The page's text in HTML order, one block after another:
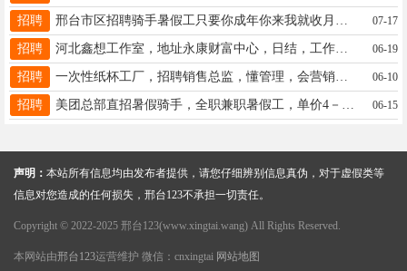
招聘 07-17
招聘 河北鑫想工作室，地址永康财富中心，日结，工作简单，容易上手，管午饭，，19913034598同微 06-19
招聘 06-10
招聘 06-15
声明： 本站所有信息均由发布者提供，请您仔细辨别信息真伪，对于虚假类等
信息对您造成的任何损失，邢台123不承担一切责任。
Copyright © 2022-2025 邢台123(www.xingtai.wang) All Rights Reserved.
本网站由邢台123运营维护 微信：cnxingtai 网站地图